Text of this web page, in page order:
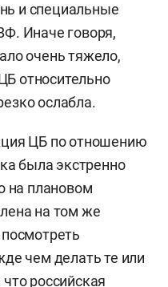
и специальные
Иначе говоря,
очень тяжело,
относительно
ослабла.
ЦБ по отношению
была экстренно
на плановом
на том же
чем делать те или
российская